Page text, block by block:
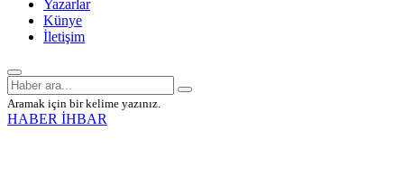
Yazarlar
Künye
İletişim
Aramak için bir kelime yazınız.
HABER İHBAR